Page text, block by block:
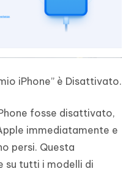
iPhone” è Disattivato.
fosse disattivato,
immediatamente e
persi. Questa
su tutti i modelli di